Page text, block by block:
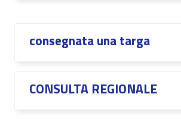
consegnata una targa
CONSULTA REGIONALE